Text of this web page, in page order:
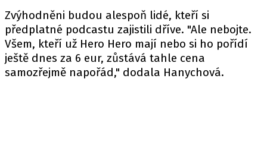
Zvýhodněni budou alespoň lidé, kteří si
předplatné podcastu zajistili dříve. "Ale nebojte.
Všem, kteří už Hero Hero mají nebo si ho pořídí
ještě dnes za 6 eur, zůstává tahle cena
samozřejmě napořád," dodala Hanychová.